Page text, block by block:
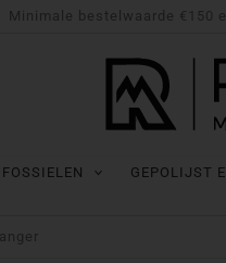
Minimale bestelwaarde €150
FOSSIELEN GEPOLIJST